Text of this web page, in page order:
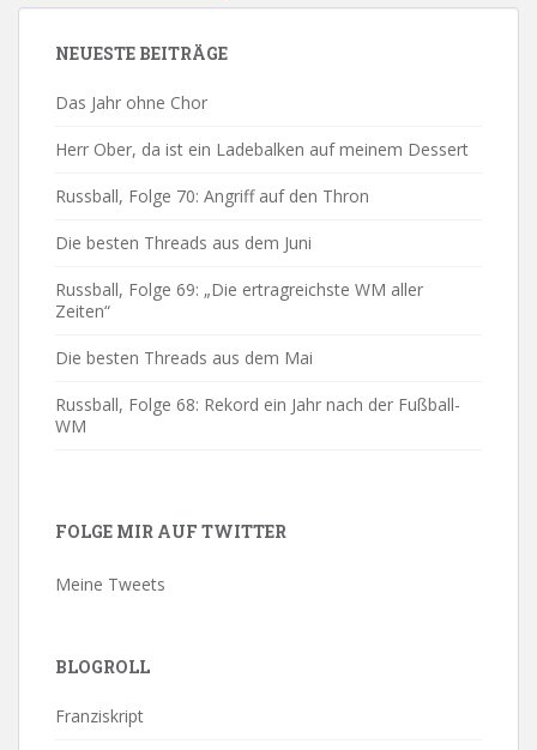
NEUESTE BEITRÄGE
Das Jahr ohne Chor
Herr Ober, da ist ein Ladebalken auf meinem Dessert
Russball, Folge 70: Angriff auf den Thron
Die besten Threads aus dem Juni
Russball, Folge 69: „Die ertragreichste WM aller
Zeiten“
Die besten Threads aus dem Mai
Russball, Folge 68: Rekord ein Jahr nach der Fußball-
WM
FOLGE MIR AUF TWITTER
Meine Tweets
BLOGROLL
Franziskript